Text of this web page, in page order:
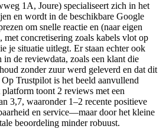
1A, Joure) specialiseert zich in het
en wordt in de beschikbare Google
om snelle reactie en (naar eigen
met concretisering zoals kabels vlot op
je situatie uitlegt. Er staan echter ook
de reviewdata, zoals een klant die
zonder zuur werd geleverd en dat dit
Trustpilot is het beeld aanvullend
toont 2 reviews met een
3,7, waaronder 1–2 recente positieve
en service—maar door het kleine
beoordeling minder robuust.